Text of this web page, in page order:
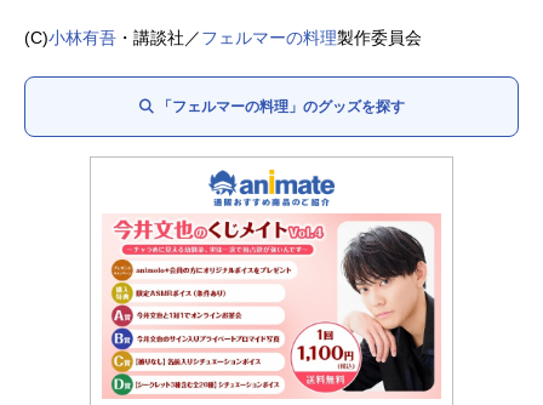
武蔵神楽：
若山詩音
(C)小林有吾 ・講談社／フェルマーの料理製作委員会
「フェルマーの料理」のグッズを探す